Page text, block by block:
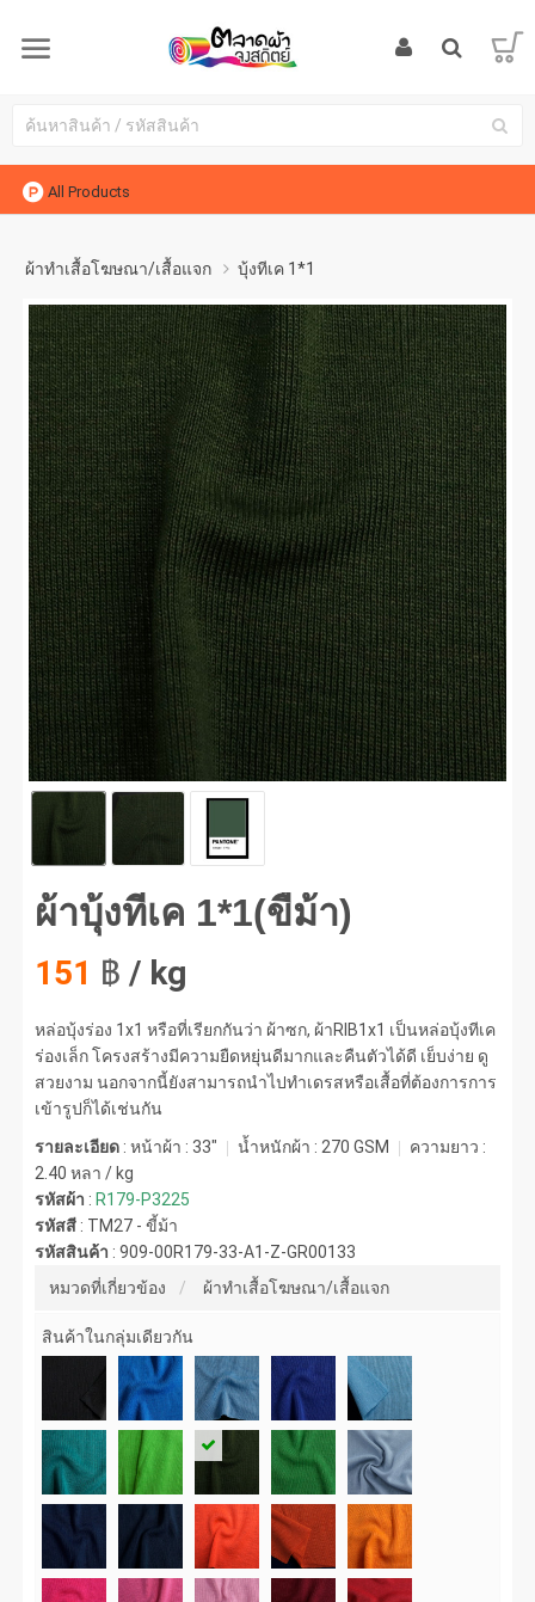
All Products
ผ้าทำเสื้อโฆษณา/เสื้อแจก บุ้งทีเค 1*1
บุ้งทีเค 1*1(ขี้ม้า) #1
ผ้าบุ้งทีเค 1*1(ขี้ม้า)
151 ฿ / kg
หล่อบุ้งร่อง 1x1 หรือที่เรียกกันว่า ผ้าซก, ผ้าRIB1x1 เป็นหล่อบุ้งทีเค
ร่องเล็ก โครงสร้างมีความยืดหยุ่นดีมากและคืนตัวได้ดี เย็บง่าย ดู
สวยงาม นอกจากนี้ยังสามารถนำไปทำเดรสหรือเสื้อที่ต้องการการ
เข้ารูปก็ได้เช่นกัน
รายละเอียด : หน้าผ้า : 33" น้ำหนักผ้า : 270 GSM
ความยาว :
2.40 หลา / kg
รหัสผ้า :R179-P3225
รหัสสี : TM27 - ขี้ม้า
รหัสสินค้า :909-00R179-33-A1-Z-GR00133
หมวดที่เกี่ยวข้อง
ผ้าทำเสื้อโฆษณา/เสื้อแจก
สินค้าในกลุ่มเดียวกัน